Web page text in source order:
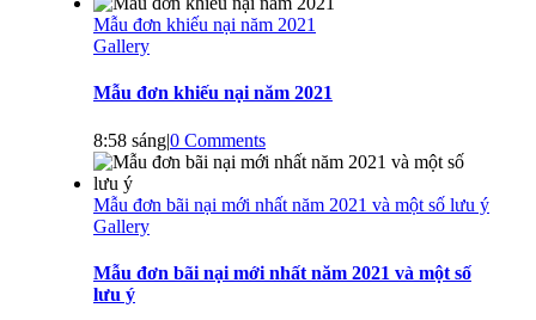
Mẫu đơn khiếu nại năm 2021
Gallery
Mẫu đơn khiếu nại năm 2021
8:58 sáng|0 Comments
Mẫu đơn bãi nại mới nhất năm 2021 và một số lưu ý
Gallery
Mẫu đơn bãi nại mới nhất năm 2021 và một số
lưu ý